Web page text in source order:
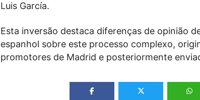
Luis García.
Esta inversão destaca diferenças de opinião
espanhol sobre este processo complexo,
promotores de Madrid e posteriormente